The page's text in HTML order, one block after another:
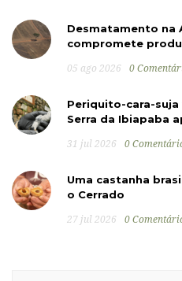
Desmatamento na
compromete
05 ago 2026 0
Periquito-cara-
Serra da Ibiapaba
31 jul 2026 0
Uma castanha
o Cerrado
27 jul 2026 0